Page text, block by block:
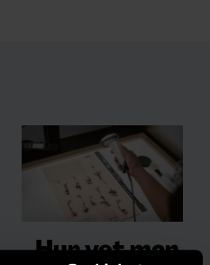
Hur vet man